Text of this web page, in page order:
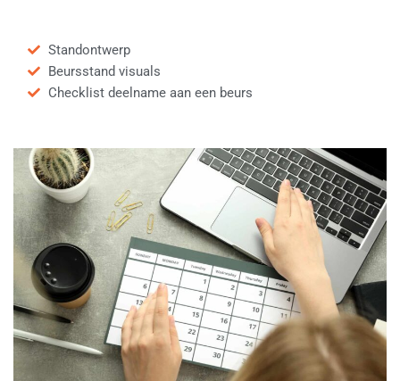
Standontwerp
Beursstand visuals
Checklist deelname aan een beurs